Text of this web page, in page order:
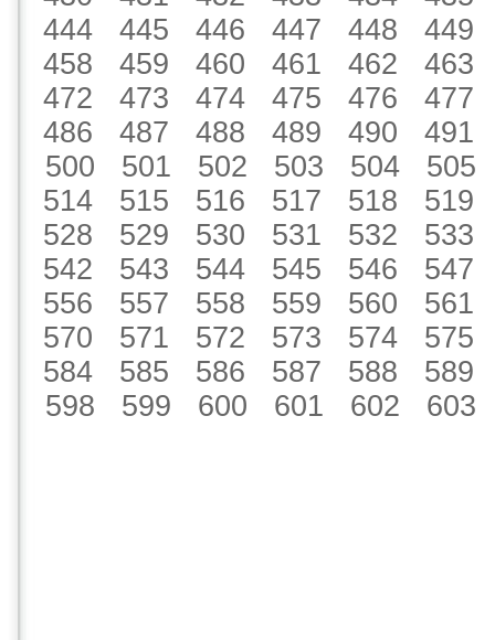
444
445 446 447 448
449
458
459 460 461 462
463
472
473 474 475 476
477
486
487 488 489 490
491
500
501 502 503 504
505
514
515 516 517 518
519
528
529 530 531 532
533
542
543 544 545 546
547
556
557 558 559 560
561
570
571 572 573 574
575
584
585 586 587 588
589
598
599 600 601 602 603